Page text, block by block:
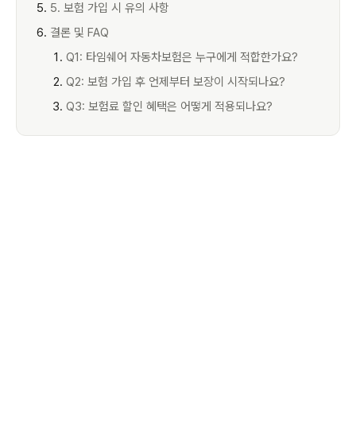
5. 보험 가입 시 유의 사항
결론 및 FAQ
Q1: 타임쉐어 자동차보험은 누구에게 적합한가요?
Q2: 보험 가입 후 언제부터 보장이 시작되나요?
Q3: 보험료 할인 혜택은 어떻게 적용되나요?